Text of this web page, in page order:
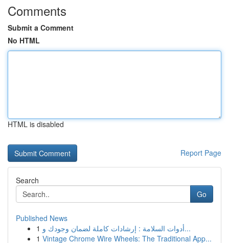
Comments
Submit a Comment
No HTML
HTML is disabled
Report Page
Search
Go
Published News
1
أدوات السلامة : إرشادات كاملة لضمان وجودك و...
1 Vintage Chrome Wire Wheels: The Traditional App...